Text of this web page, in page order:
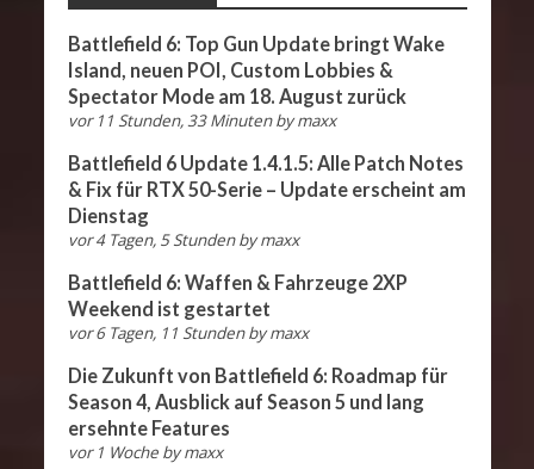
Battlefield 6: Top Gun Update bringt Wake
Island, neuen POI, Custom Lobbies &
Spectator Mode am 18. August zurück
vor 11 Stunden, 33 Minuten bymaxx
Battlefield 6 Update 1.4.1.5: Alle Patch Notes
& Fix für RTX 50-Serie – Update erscheint am
Dienstag
vor 4 Tagen, 5 Stunden bymaxx
Battlefield 6: Waffen & Fahrzeuge 2XP
Weekend ist gestartet
vor 6 Tagen, 11 Stunden bymaxx
Die Zukunft von Battlefield 6: Roadmap für
Season 4, Ausblick auf Season 5 und lang
ersehnte Features
vor 1 Woche bymaxx